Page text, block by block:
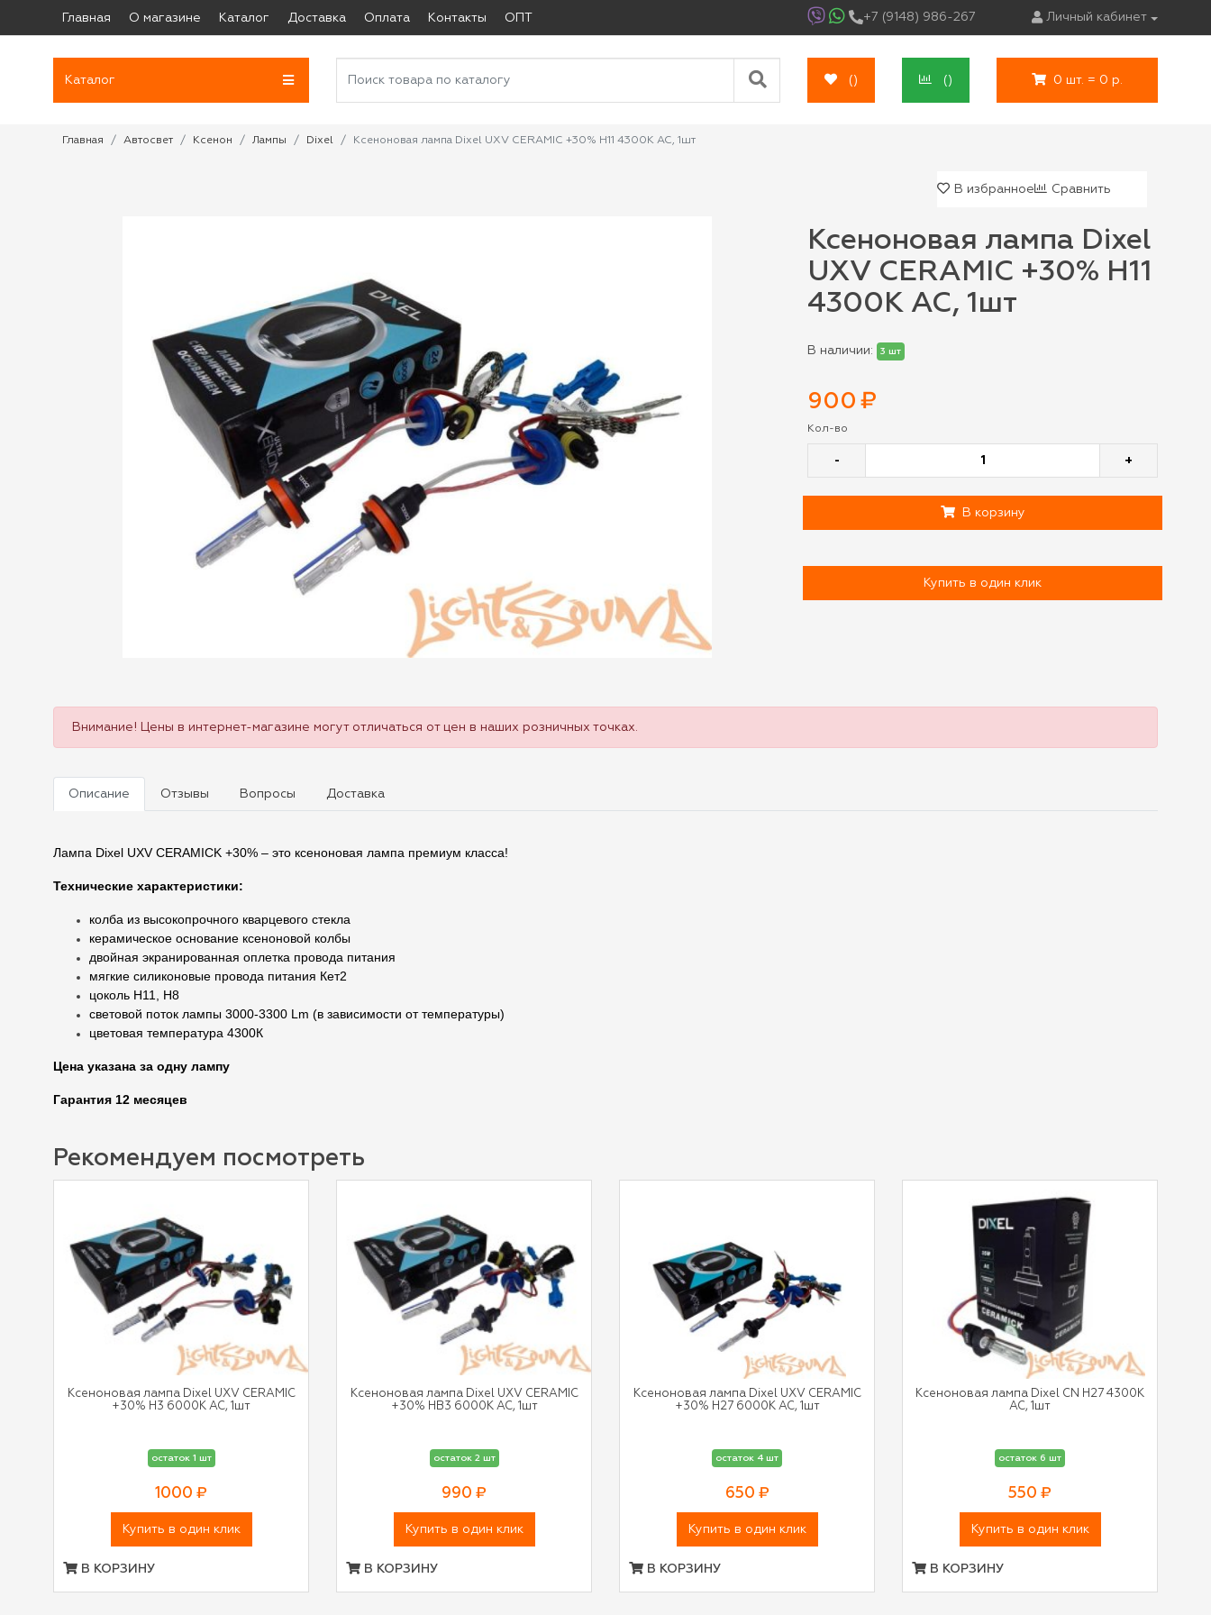
Главная О магазине Каталог Доставка Оплата Контакты ОПТ +7 (9148) 986-267 Личный кабинет
Каталог () () 0 шт. = 0 р.
Главная Автосвет Ксенон Лампы Dixel Ксеноновая лампа Dixel UXV CERAMIC +30% H11 4300К AC, 1шт
В избранное Сравнить
Ксеноновая лампа Dixel
UXV CERAMIC +30% H11
4300К AC, 1шт
В наличии: 3 шт
900 ₽
Кол-во
- +
В корзину
Купить в один клик
Внимание! Цены в интернет-магазине могут отличаться от цен в наших розничных точках.
Описание Отзывы Вопросы Доставка
Лампа Dixel UXV CERAMICK +30% – это ксеноновая лампа премиум класса!
Технические характеристики:
колба из высокопрочного кварцевого стекла
керамическое основание ксеноновой колбы
двойная экранированная оплетка провода питания
мягкие силиконовые провода питания Кет2
цоколь Н11, H8
световой поток лампы 3000-3300 Lm (в зависимости от температуры)
цветовая температура 4300К
Цена указана за одну лампу
Гарантия 12 месяцев
Рекомендуем посмотреть
Ксеноновая лампа Dixel UXV CERAMIC
+30% H3 6000К AC, 1шт
остаток 1 шт
1000 ₽
Купить в один клик
В КОРЗИНУ
Ксеноновая лампа Dixel UXV CERAMIC
+30% HB3 6000К AC, 1шт
остаток 2 шт
990 ₽
Купить в один клик
В КОРЗИНУ
Ксеноновая лампа Dixel UXV CERAMIC
+30% H27 6000К AC, 1шт
остаток 4 шт
650 ₽
Купить в один клик
В КОРЗИНУ
Ксеноновая лампа Dixel CN H27 4300К
AC, 1шт
остаток 6 шт
550 ₽
Купить в один клик
В КОРЗИНУ